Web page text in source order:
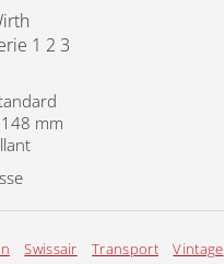
1 2 3
mm
Swissair Transport Vintage